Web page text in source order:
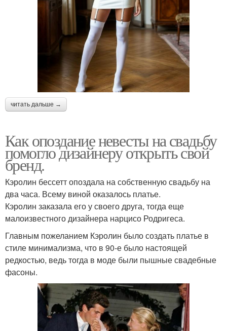
читать дальше →
Как опоздание невесты на свадьбу
помогло дизайнеру открыть свой
бренд.
Кэролин бессетт опоздала на собственную свадьбу на
два часа. Всему виной оказалось платье.
Кэролин заказала его у своего друга, тогда еще
малоизвестного дизайнера нарцисо Родригеса.
Главным пожеланием Кэролин было создать платье в
стиле минимализма, что в 90-е было настоящей
редкостью, ведь тогда в моде были пышные свадебные
фасоны.